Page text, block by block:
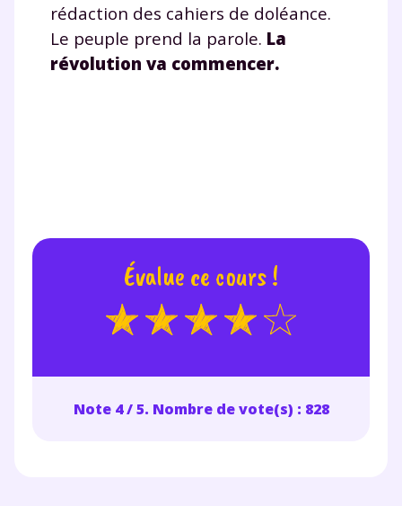
rédaction des cahiers de doléance.
Le peuple prend la parole. La
révolution va commencer.
Évalue ce cours !
Note 4 / 5. Nombre de vote(s) : 828